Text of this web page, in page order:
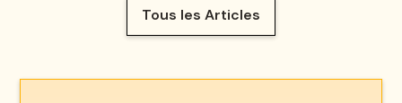
Tous les Articles
Tous les Articles